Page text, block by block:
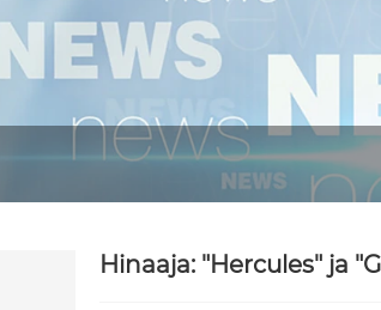
Hinaaja: "Hercules" ja